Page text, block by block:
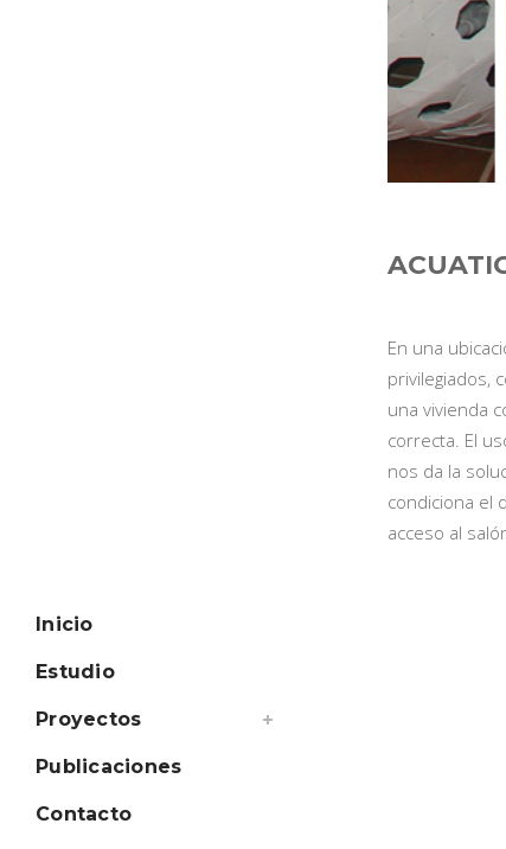
Inicio
Estudio
Proyectos
Publicaciones
Contacto
En una
privilegiados,
una vivienda
correcta. El
nos da la
condiciona el
acceso al